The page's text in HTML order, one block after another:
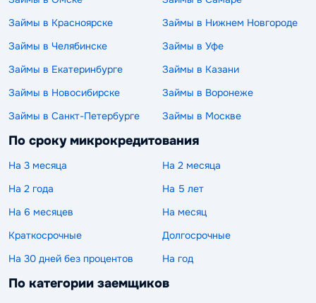
Займы в Красноярске
Займы в Нижнем Новгороде
Займы в Челябинске
Займы в Уфе
Займы в Екатеринбурге
Займы в Казани
Займы в Новосибирске
Займы в Воронеже
Займы в Санкт-Петербурге
Займы в Москве
По сроку микрокредитования
На 3 месяца
На 2 месяца
На 2 года
На 5 лет
На 6 месяцев
На месяц
Краткосрочные
Долгосрочные
На 30 дней без процентов
На год
По категории заемщиков